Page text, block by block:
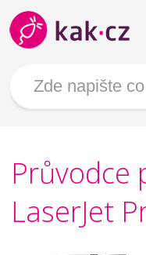
Průvodce
LaserJet